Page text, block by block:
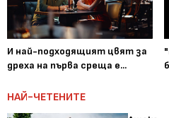
И най-подходящият цвят за
дреха на първа среща е...
НАЙ-ЧЕТЕНИТЕ